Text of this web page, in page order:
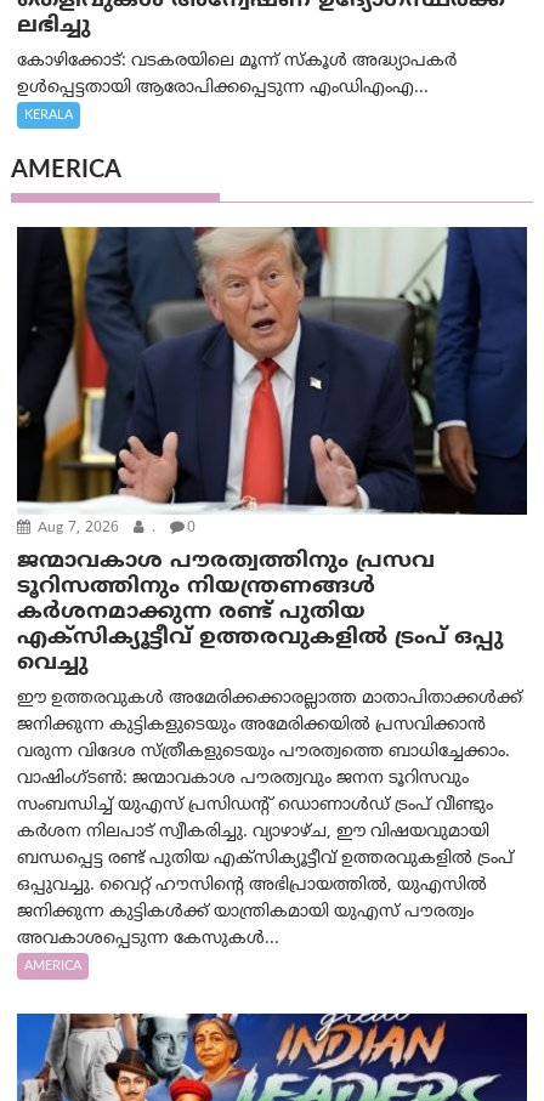
ലഭിച്ചു
കോഴിക്കോട്: വടകരയിലെ മൂന്ന് സ്കൂൾ അദ്ധ്യാപകർ
ഉൾപ്പെട്ടതായി ആരോപിക്കപ്പെടുന്ന എംഡിഎംഎ...
KERALA
AMERICA
Aug 7, 2026 . 0
ജന്മാവകാശ പൗരത്വത്തിനും പ്രസവ
ടൂറിസത്തിനും നിയന്ത്രണങ്ങൾ
കർശനമാക്കുന്ന രണ്ട് പുതിയ
എക്സിക്യൂട്ടീവ് ഉത്തരവുകളിൽ ട്രംപ് ഒപ്പു
വെച്ചു
ഈ ഉത്തരവുകൾ അമേരിക്കക്കാരല്ലാത്ത മാതാപിതാക്കൾക്ക്
ജനിക്കുന്ന കുട്ടികളുടെയും അമേരിക്കയിൽ പ്രസവിക്കാൻ
വരുന്ന വിദേശ സ്ത്രീകളുടെയും പൗരത്വത്തെ ബാധിച്ചേക്കാം.
വാഷിംഗ്ടണ്‍: ജന്മാവകാശ പൗരത്വവും ജനന ടൂറിസവും
സംബന്ധിച്ച് യുഎസ് പ്രസിഡന്റ് ഡൊണാൾഡ് ട്രംപ് വീണ്ടും
കർശന നിലപാട് സ്വീകരിച്ചു. വ്യാഴാഴ്ച, ഈ വിഷയവുമായി
ബന്ധപ്പെട്ട രണ്ട് പുതിയ എക്സിക്യൂട്ടീവ് ഉത്തരവുകളിൽ ട്രംപ്
ഒപ്പുവച്ചു. വൈറ്റ് ഹൗസിന്റെ അഭിപ്രായത്തിൽ, യുഎസിൽ
ജനിക്കുന്ന കുട്ടികൾക്ക് യാന്ത്രികമായി യുഎസ് പൗരത്വം
അവകാശപ്പെടുന്ന കേസുകൾ...
AMERICA